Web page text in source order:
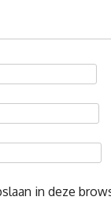
in deze